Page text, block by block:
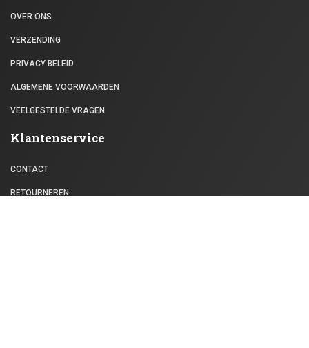
OVER ONS
VERZENDING
PRIVACY BELEID
ALGEMENE VOORWAARDEN
VEELGESTELDE VRAGEN
Klantenservice
CONTACT
RETOURNEREN